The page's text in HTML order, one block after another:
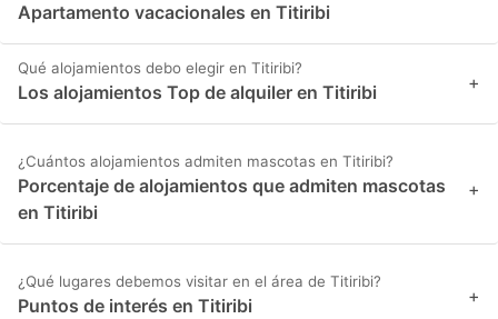
Apartamento vacacionales en Titiribi
Qué alojamientos debo elegir en Titiribi?
Los alojamientos Top de alquiler en Titiribi +
¿Cuántos alojamientos admiten mascotas en Titiribi?
Porcentaje de alojamientos que admiten mascotas
en Titiribi
+
¿Qué lugares debemos visitar en el área de Titiribi?
Puntos de interés en Titiribi +